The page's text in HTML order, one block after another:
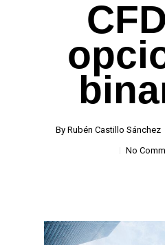
By Rubén Castillo Sánchez
No